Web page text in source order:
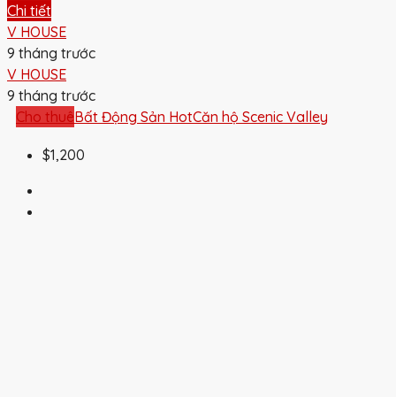
Chi tiết
V HOUSE
9 tháng trước
V HOUSE
9 tháng trước
Cho thuêBất Động Sản HotCăn hộ Scenic Valley
$1,200